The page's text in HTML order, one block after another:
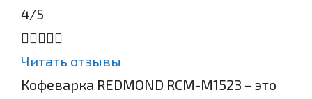
4/5
Читать отзывы
Кофеварка REDMOND RCM-M1523 – это